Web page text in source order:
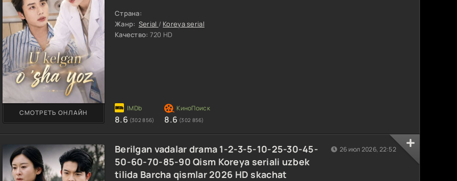
Страна:
Жанр: Serial / Koreya serial
Качество: 720 HD
СМОТРЕТЬ ОНЛАЙН
8.6 (302 856) 8.6 (302 856)
Berilgan vadalar drama 1-2-3-5-10-25-30-45-
50-60-70-85-90 Qism Koreya seriali uzbek
tilida Barcha qismlar 2026 HD skachat
26 июл 2026, 22:52